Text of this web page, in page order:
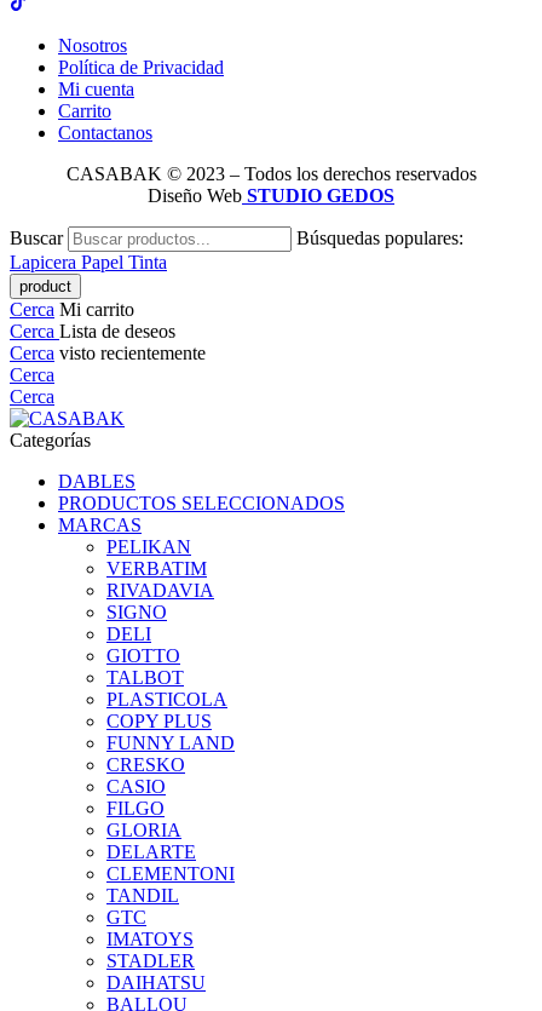
Nosotros
Política de Privacidad
Mi cuenta
Carrito
Contactanos
CASABAK © 2023 – Todos los derechos reservados
Diseño Web STUDIO GEDOS
Buscar
Búsquedas populares:
Lapicera Papel Tinta
Cerca Mi carrito
Cerca Lista de deseos
Cerca visto recientemente
Cerca
Cerca
Categorías
DABLES
PRODUCTOS SELECCIONADOS
MARCAS
PELIKAN
VERBATIM
RIVADAVIA
SIGNO
DELI
GIOTTO
TALBOT
PLASTICOLA
COPY PLUS
FUNNY LAND
CRESKO
CASIO
FILGO
GLORIA
DELARTE
CLEMENTONI
TANDIL
GTC
IMATOYS
STADLER
DAIHATSU
BALLOU